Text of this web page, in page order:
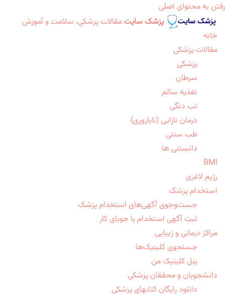
رفتن به محتوای اصلی
پزشک سایت مقالات پزشکی، سلامت و آموزش
خانه
مقالات پزشکی
پزشکی
سرطان
تغذیه سالم
تب دنگی
درمان نازایی (ناباروری)
طب سنتی
دانستنی ها
BMI
رژیم لاغری
استخدام پزشک
جست‌وجوی آگهی‌های استخدام پزشک
ثبت آگهی استخدام یا جویای کار
مراکز درمانی و زیبایی
جستجوی کلینیک‌ها
پنل کلینیک من
دانشجویان و محققان پزشکی
دانلود رایگان کتابهای پزشکی